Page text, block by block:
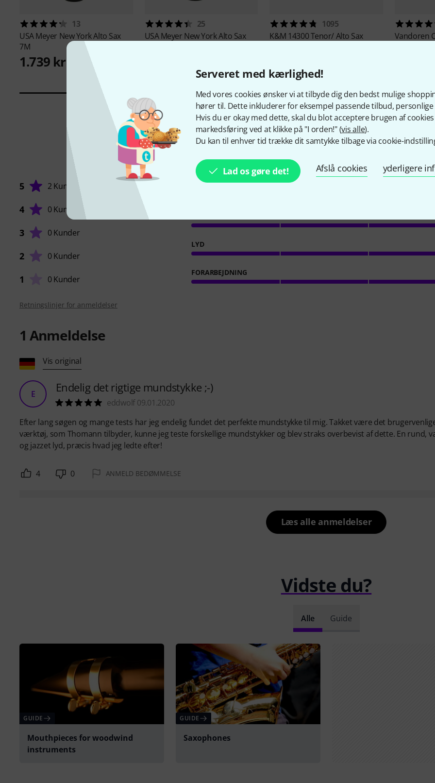
Serveret med kærlighed!
Med vores cookies ønsker vi at tilbyde dig den bedst mulige
hører til. Dette inkluderer for eksempel passende tilbud,
Hvis du er okay med dette, skal du blot acceptere brugen af
markedsføring ved at klikke på "I orden!" (vis alle).
Du kan til enhver tid trække dit samtykke tilbage via cookie-
Lad os gøre det! Afslå cookies yderligere
13
USA Meyer New York Alto Sax
7M
1.739 kr
25
USA Meyer New York Alto Sax
1095
K&M 14300 Tenor/ Alto Sax
Vandoren
2Kundebedømmelser
5 2 Kunder
4 0 Kunder
3 0 Kunder
2 0 Kunder
1 0 Kunder
LYD
FORARBEJDNING
Retningslinjer for anmeldelser
1 Anmeldelse
Vis original
E Endelig det rigtige mundstykke ;-)
eddwolf 09.01.2020
Efter lang søgen og mange tests har jeg endelig fundet det perfekte mundstykke til mig. Takket være det
værktøj, som Thomann tilbyder, kunne jeg teste forskellige mundstykker og blev straks overbevist af dette. En rund,
og jazzet lyd, præcis hvad jeg ledte efter!
4 0 ANMELD BEDØMMELSE
Læs alle anmeldelser
Vidste du?
Alle Guide
GUIDE
Mouthpieces for woodwind
instruments
GUIDE
Saxophones